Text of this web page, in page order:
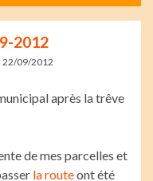
2012
22/09/2012
après la trêve
de mes parcelles et
la routeont été